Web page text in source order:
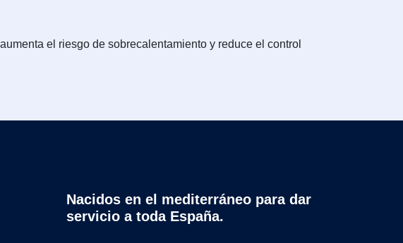
el riesgo de sobrecalentamiento y reduce el control
Nacidos en el mediterráneo para dar
servicio a toda España.